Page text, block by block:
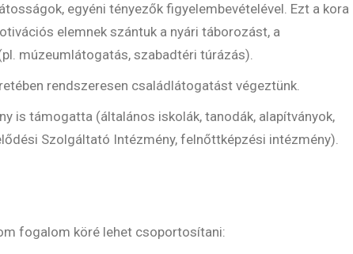
egyéni tényezők figyelembevételével. Ezt a kora
elemnek szántuk a nyári táborozást, a
múzeumlátogatás, szabadtéri túrázás).
rendszeresen családlátogatást végeztünk.
is támogatta (általános iskolák, tanodák, alapítványok,
Szolgáltató Intézmény, felnőttképzési intézmény).
fogalom köré lehet csoportosítani: